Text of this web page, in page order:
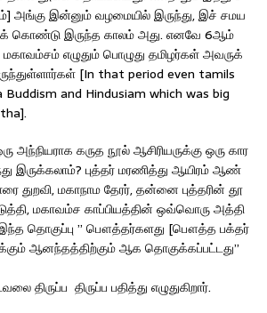
அங்கு இன்னும் வழமையில் இருந்து, இச் சமய
கொண்டு இருந்த காலம் அது. எனவே 6ஆம்
எழுதும் பொழுது தமிழர்கள் அவருக்
[In that period even tamils
and Hindusiam which was big
அந்நியராக கருத நூல் ஆசிரியருக்கு ஒரு கார
இருக்கலாம்? புத்தர் மரணித்து ஆயிரம் ஆண்
துறவி, மகாநாம தேரர், தன்னை புத்தரின் தூ
மகாவம்ச காப்பியத்தின் ஒவ்வொரு அத்தி
இந்த தொகுப்பு ” பௌத்தர்களது [பௌத்த பக்தர்
ஆனந்தத்திற்கும் ஆக தொகுக்கப்பட்டது”
திருப்ப திருப்ப பதித்து எழுதுகிறார்.